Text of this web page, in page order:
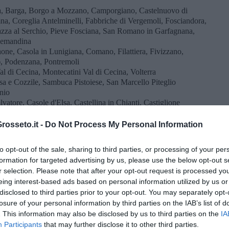
- Do Not Process My Personal Information
opt-out of the sale, sharing to third parties, or processing of your
for targeted advertising by us, please use the below opt-out
selection. Please note that after your opt-out request is processed
interest-based ads based on personal information utilized by us
to third parties prior to your opt-out. You may separately
of your personal information by third parties on the IAB’s list of
This information may also be disclosed by us to third parties on the
Participants that may further disclose it to other third parties.
Barga, Borgo a Mozzano, Camporgiano, Castelnuovo di
Coreglia Antelminelli, Fabbriche di Vergemoli, Fosciandora,
al Serchio, Pieve Fosciana, San Romano in Garfagnana,
Casola in Lunigiana, Comano, Filattiera, Fivizzano,
Pontremoli
di Cecina, Montecatini Val di Cecina, Volterra
e Cozzile, Sambuca Pistoiese, San Marcello Piteglio
Casole d'Elsa, Castellina in Chianti, Castiglione
Montalcino, Piancastagnaio, Pienza, Radda in Chianti,
dei Bagni, Sarteano, Trequanda
15 Aprile 2025 / 12 ore al giorno
in quantità compresafra 1.400 e 2.100. Ecco provincia
fascia. In neretto i Comuni capoluogo.
Castiglion Fibocchi, Laterina Pergine Valdarno,
Subbiano, Terranuova Bracciolini
Calenzano, Campi Bisenzio, Capraia e Limite,
Dicomano, Empoli, Figline e Incisa Valdarno,Firenze,